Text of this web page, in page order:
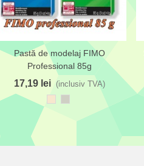
Adaugă la lista de dorințe
Pastă de modelaj FIMO
Professional 85g
17,19 lei (inclusiv TVA)